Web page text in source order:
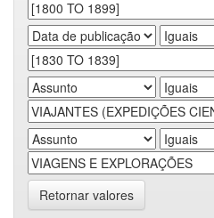
Retornar valores